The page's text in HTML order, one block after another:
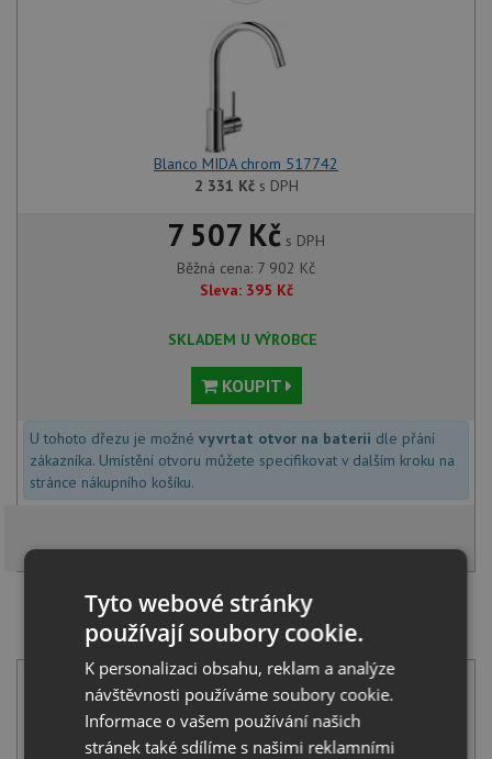
Blanco MIDA chrom 517742
2 331 Kčs DPH
7 507 Kč s DPH
Běžná cena: 7 902 Kč
Sleva: 395 Kč
SKLADEM U VÝROBCE
KOUPIT
U tohoto dřezu je možné vyvrtat otvor na baterii dle přání
zákazníka. Umístění otvoru můžete specifikovat v dalším kroku na
stránce nákupního košíku.
SET BLANCO FAVUM 45 S kávová 524232 + Blanco
MIDA-S chrom 521454
Tyto webové stránky
používají soubory cookie.
K personalizaci obsahu, reklam a analýze
návštěvnosti používáme soubory cookie.
Informace o vašem používání našich
stránek také sdílíme s našimi reklamními